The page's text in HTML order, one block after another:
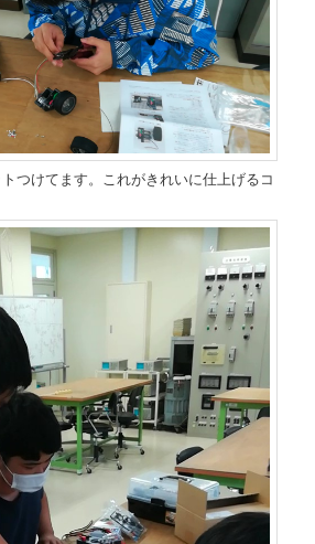
つけてます。これがきれいに仕上げるコ